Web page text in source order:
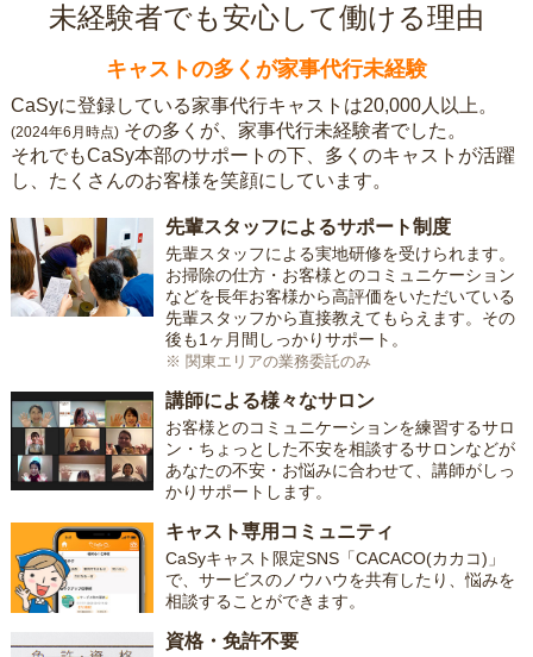
未経験者でも安心して働ける理由
キャストの多くが家事代行未経験
CaSyに登録している家事代行キャストは20,000人以上。
(2024年6月時点) その多くが、家事代行未経験者でした。
それでもCaSy本部のサポートの下、多くのキャストが活躍
し、たくさんのお客様を笑顔にしています。
先輩スタッフによるサポート制度
先輩スタッフによる実地研修を受けられます。
お掃除の仕方・お客様とのコミュニケーション
などを長年お客様から高評価をいただいている
先輩スタッフから直接教えてもらえます。その
後も1ヶ月間しっかりサポート。
※ 関東エリアの業務委託のみ
講師による様々なサロン
お客様とのコミュニケーションを練習するサロ
ン・ちょっとした不安を相談するサロンなどが
あなたの不安・お悩みに合わせて、講師がしっ
かりサポートします。
キャスト専用コミュニティ
CaSyキャスト限定SNS「CACACO(カカコ)」
で、サービスのノウハウを共有したり、悩みを
相談することができます。
資格・免許不要